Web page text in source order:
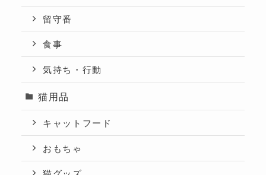
留守番
食事
気持ち・行動
猫用品
キャットフード
おもちゃ